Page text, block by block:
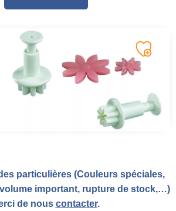
particulières (Couleurs spéciales,
important, rupture de stock,…)
de nous contacter.